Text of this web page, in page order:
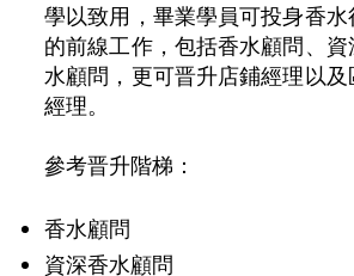
學以致用，畢業學員可投身香水
的前線工作，包括香水顧問、資
水顧問，更可晋升店鋪經理以及
經理。
參考晋升階梯：
香水顧問
資深香水顧問